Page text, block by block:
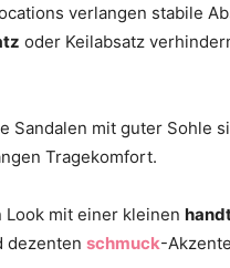
verlangen stabile
oder Keilabsatz
Sandalen mit guter Sohle
Tragekomfort.
Look mit einer kleinen
dezenten schmuck-